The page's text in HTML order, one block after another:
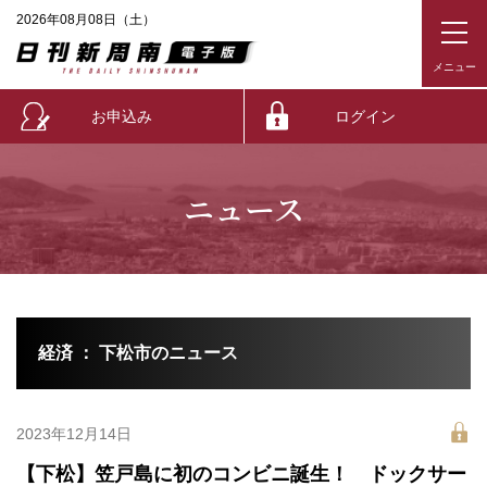
2026年08月08日（土）
お申込み ログイン
ニュース
経済 ： 下松市のニュース
2023年12月14日
【下松】笠戸島に初のコンビニ誕生！ ドックサー